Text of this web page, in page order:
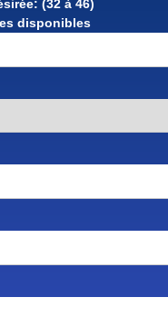
(32 à 46)
disponibles